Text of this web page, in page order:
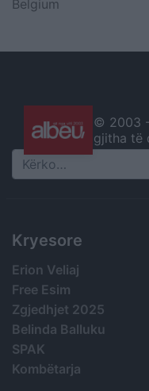
Belgium
© 2003 -
gjitha të
Search
Kryesore
Erion Veliaj
Free Esim
Zgjedhjet 2025
Belinda Balluku
SPAK
Kombëtarja